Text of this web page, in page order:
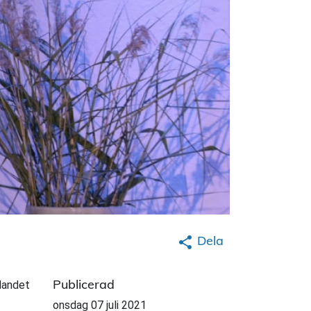
Dela
Publicerad
onsdag 07 juli 2021